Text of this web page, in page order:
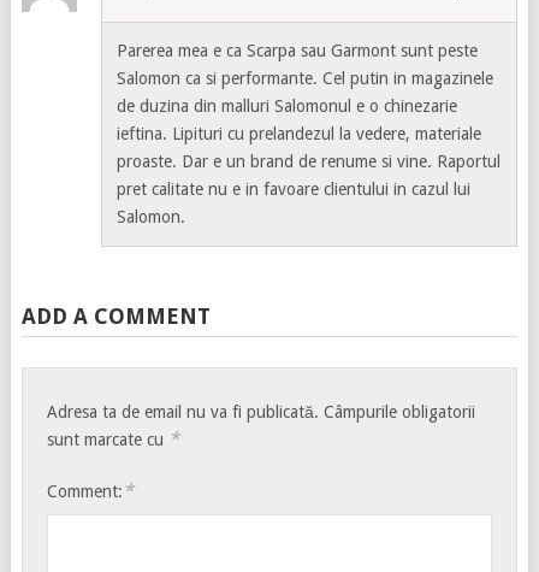
Parerea mea e ca Scarpa sau Garmont sunt peste
Salomon ca si performante. Cel putin in magazinele
de duzina din malluri Salomonul e o chinezarie
ieftina. Lipituri cu prelandezul la vedere, materiale
proaste. Dar e un brand de renume si vine. Raportul
pret calitate nu e in favoare clientului in cazul lui
Salomon.
ADD A COMMENT
Adresa ta de email nu va fi publicată. Câmpurile obligatorii
sunt marcate cu *
Comment: *